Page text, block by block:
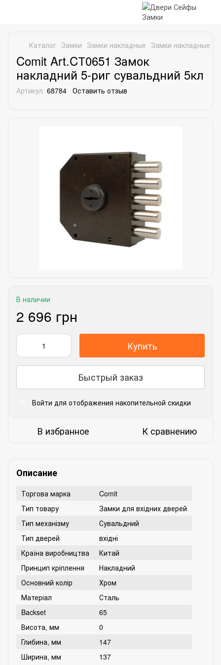
Каталог Замки Замки накладные Замки накладные
Comit Art.CТ0651 Замок
накладний 5-риг сувальдний 5кл
Артикул: 68784 Оставить отзыв
В наличии
2 696 грн
Купить
Быстрый заказ
Войти для отображения накопительной скидки
В избранное К сравнению
Описание
Торгова марка
Comit
Тип товару
Замки для вхідних дверей
Тип механізму
Сувальдний
Тип дверей
вхідні
Країна виробництва
Китай
Принцип кріплення
Накладний
Основний колір
Хром
Матеріал
Сталь
Backset
65
Висота, мм
0
Глибина, мм
147
Ширина, мм
137